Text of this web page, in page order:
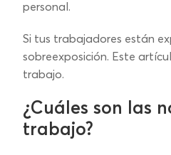
personal.
Si tus trabajadores están
sobreexposición. Este
trabajo.
¿Cuáles son las
trabajo?